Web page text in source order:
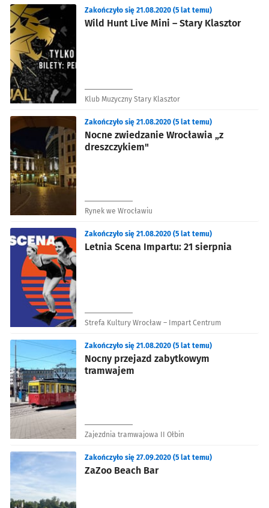
Wild Hunt Live Mini – Stary Klasztor
Zakończyło się 21.08.2020 (5 lat temu)
Klub Muzyczny Stary Klasztor
Nocne zwiedzanie Wrocławia „z
dreszczykiem"
Zakończyło się 21.08.2020 (5 lat temu)
Rynek we Wrocławiu
Letnia Scena Impartu: 21 sierpnia
Zakończyło się 21.08.2020 (5 lat temu)
Strefa Kultury Wrocław – Impart Centrum
Nocny przejazd zabytkowym
tramwajem
Zakończyło się 21.08.2020 (5 lat temu)
Zajezdnia tramwajowa II Ołbin
ZaZoo Beach Bar
Zakończyło się 27.09.2020 (5 lat temu)